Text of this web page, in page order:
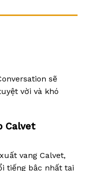
sẽ
vời và khó
Calvet
vang Calvet,
tiếng bậc nhất tại